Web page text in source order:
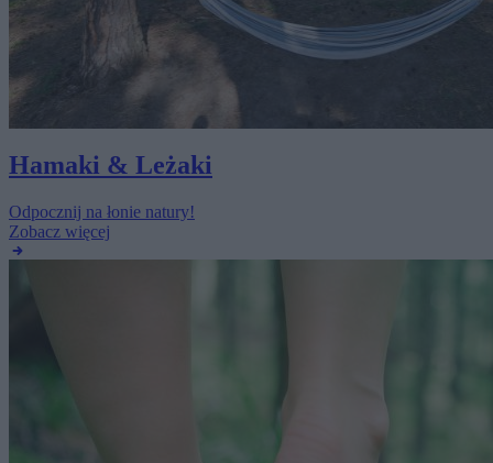
Hamaki & Leżaki
Odpocznij na łonie natury!
Zobacz więcej